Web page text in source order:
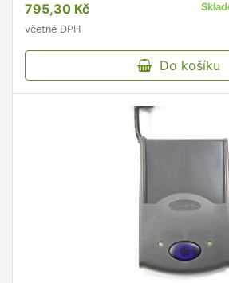
795,30 Kč
včetně DPH
Do košíku